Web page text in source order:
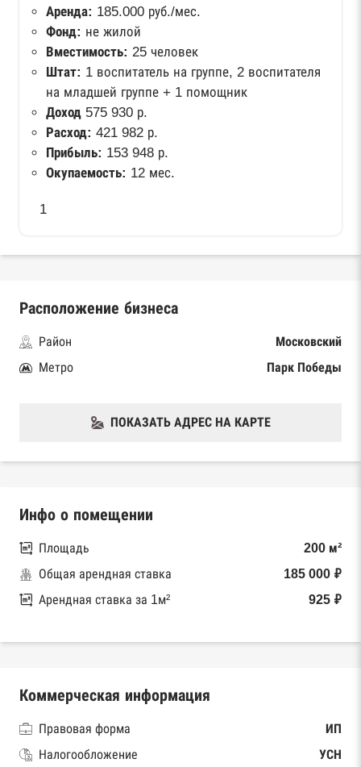
Аренда: 185.000 руб./мес.
Фонд: не жилой
Вместимость: 25 человек
Штат: 1 воспитатель на группе, 2 воспитателя
на младшей группе + 1 помощник
Доход 575 930 р.
Расход: 421 982 р.
Прибыль: 153 948 р.
Окупаемость: 12 мес.
1
Расположение бизнеса
Район
Московский
Метро
Парк Победы
ПОКАЗАТЬ АДРЕС НА КАРТЕ
Инфо о помещении
Площадь
200 м²
Общая арендная ставка
185 000 ₽
Арендная ставка за 1м²
925 ₽
Коммерческая информация
Правовая форма
ИП
Налогообложение
УСН